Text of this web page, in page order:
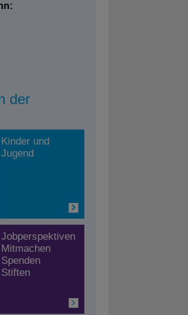
der
Kinder und
Jugend
Jobperspektiven
Mitmachen
Spenden
Stiften